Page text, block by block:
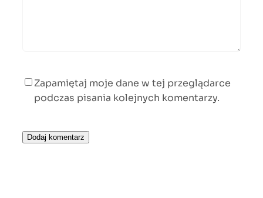
Zapamiętaj moje dane w tej przeglądarce
podczas pisania kolejnych komentarzy.